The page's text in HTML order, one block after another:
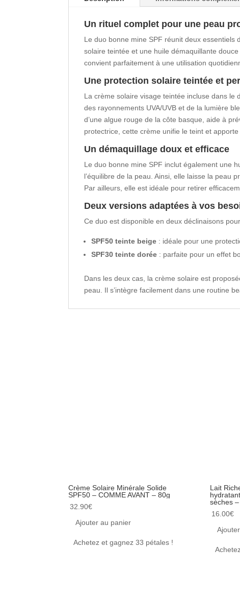
Un rituel complet pour une peau
Le duo bonne mine SPF réunit deux
solaire teintée et une huile démaquillante
convient parfaitement à une utilisation
Une protection solaire teintée et
La crème solaire visage teintée incluse dans
des rayonnements UVA/UVB et de la lumière
d’une algue rouge de la côte basque, aide à
protectrice, cette crème unifie le teint et
Un démaquillage doux et efficace
Le duo bonne mine SPF inclut également une
l’équilibre de la peau. Ainsi, elle laisse la peau
Par ailleurs, elle est idéale pour retirer
Deux versions adaptées à vos
Ce duo est disponible en deux déclinaisons
SPF50 teinte beige : idéale pour une
SPF30 teinte dorée : parfaite pour un effet
Dans les deux cas, la crème solaire est
peau. Il s’intègre facilement dans une routine
Crème Solaire Minérale Solide
SPF50 – COMME AVANT – 80g
32.90€
Ajouter au panier
Achetez et gagnez 33 pétales !
Lait
sèches
16.00€